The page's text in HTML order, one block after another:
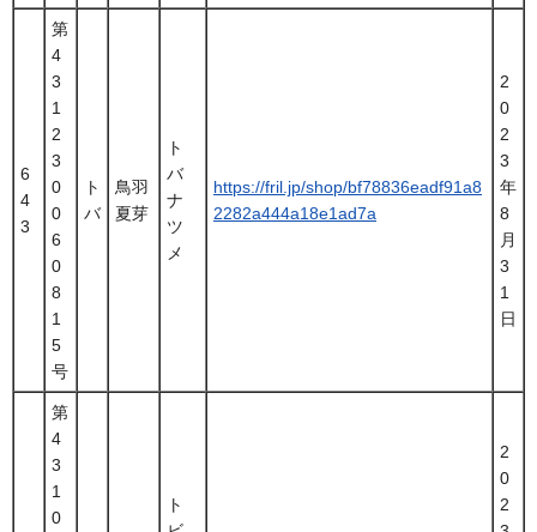
6
4
3
第
4
3
1
2
3
0
0
6
0
8
1
5
号
ト
バ
鳥羽
夏芽
ト
バ
ナ
ツ
メ
https://fril.jp/shop/bf78836eadf91a8
2282a444a18e1ad7a
2
0
2
3
年
8
月
3
1
日
第
4
3
1
0
ト
2
0
2